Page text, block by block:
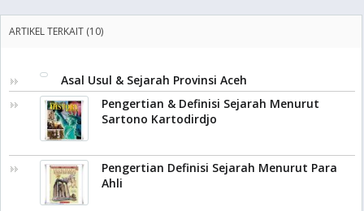
ARTIKEL TERKAIT (10)
Asal Usul & Sejarah Provinsi Aceh
Pengertian & Definisi Sejarah Menurut
Sartono Kartodirdjo
Pengertian Definisi Sejarah Menurut Para
Ahli